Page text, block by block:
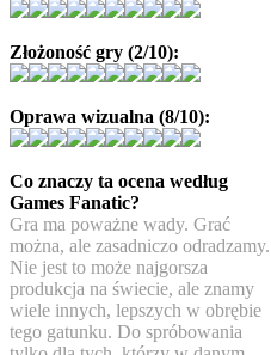
Złożoność gry (2/10):
Oprawa wizualna (8/10):
Co znaczy ta ocena według
Games Fanatic?
Gra ma poważne wady. Grać
można, ale zasadniczo odradzamy.
Nie jest to może najgorsza
produkcja na świecie, ale znamy
wiele innych, lepszych w obrębie
tego gatunku. Do spróbowania